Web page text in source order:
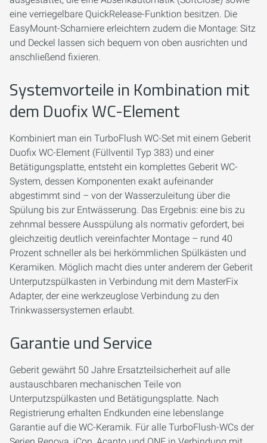
eine verriegelbare QuickRelease-Funktion besitzen. Die
EasyMount-Scharniere erleichtern zudem die Montage: Sitz
und Deckel lassen sich bequem von oben ausrichten und
anschließend fixieren.
Systemvorteile in Kombination mit
dem Duofix WC-Element
Kombiniert man ein TurboFlush WC-Set mit einem Geberit
Duofix WC-Element (Füllventil Typ 383) und einer
Betätigungsplatte, entsteht ein komplettes Geberit WC-
System, dessen Komponenten exakt aufeinander
abgestimmt sind – von der Wasserzuleitung über die
Spülung bis zur Entwässerung. Das Ergebnis: eine bis zu
zehnmal bessere Ausspülung als normativ gefordert, bei
gleichzeitig deutlich vereinfachter Montage – rund 40
Prozent schneller als bei herkömmlichen Spülkästen und
Keramiken. Möglich macht dies unter anderem der Geberit
Unterputzspülkasten in Verbindung mit dem MasterFix
Adapter, der eine werkzeuglose Verbindung zu den
Trinkwassersystemen erlaubt.
Garantie und Service
Geberit gewährt 50 Jahre Ersatzteilsicherheit auf alle
austauschbaren mechanischen Teile von
Unterputzspülkasten und Betätigungsplatte. Nach
Registrierung erhalten Endkunden eine lebenslange
Garantie auf die WC-Keramik. Für alle TurboFlush-WCs der